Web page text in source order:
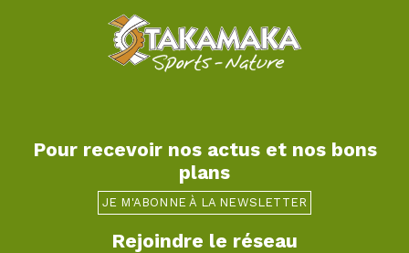
Pour recevoir nos actus et nos bons
plans
JE M'ABONNE À LA NEWSLETTER
Rejoindre le réseau